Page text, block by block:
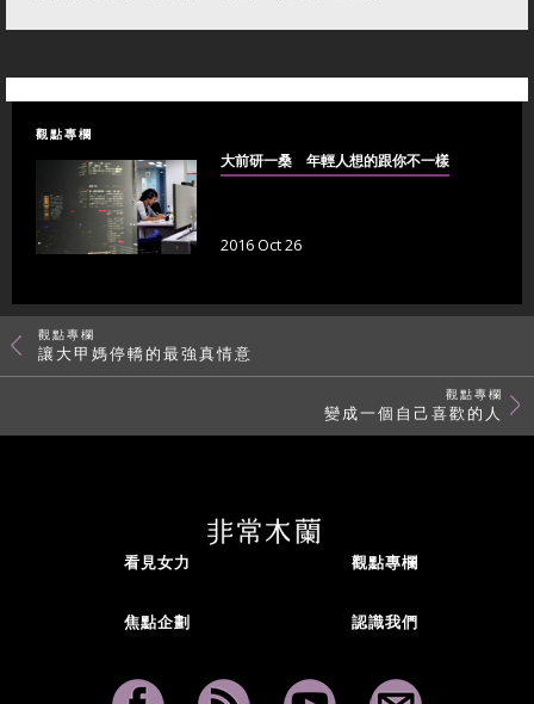
觀點專欄
大前研一桑 年輕人想的跟你不一樣
2016 Oct 26
觀點專欄
讓大甲媽停轎的最強真情意
觀點專欄
變成一個自己喜歡的人
看見女力 觀點專欄
焦點企劃 認識我們